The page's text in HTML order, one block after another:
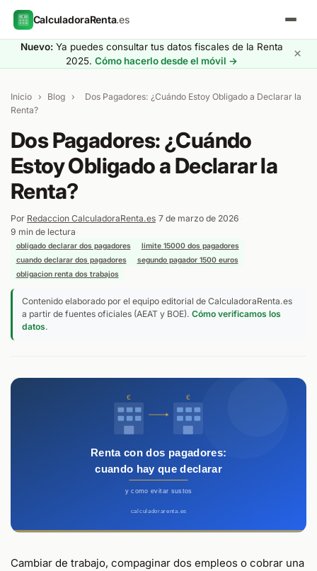
CalculadoraRenta.es
Nuevo: Ya puedes consultar tus datos fiscales de la Renta
2025.Cómo hacerlo desde el móvil → ×
Inicio › Blog ›
Dos Pagadores: ¿Cuándo Estoy Obligado a Declarar la
Renta?
Dos Pagadores: ¿Cuándo
Estoy Obligado a Declarar la
Renta?
Por Redaccion CalculadoraRenta.es 7 de marzo de 2026
9 min de lectura
obligado declarar dos pagadores
limite 15000 dos pagadores
cuando declarar dos pagadores
segundo pagador 1500 euros
obligacion renta dos trabajos
Contenido elaborado por el equipo editorial de CalculadoraRenta.es
a partir de fuentes oficiales (AEAT y BOE).Cómo verificamos los
datos.
Cambiar de trabajo, compaginar dos empleos o cobrar una